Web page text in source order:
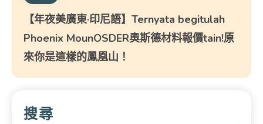
【年夜美廣東·印尼語】Ternyata begitulah
Phoenix MounOSDER奧斯德材料報價tain!原
來你是這樣的鳳凰山！
搜尋